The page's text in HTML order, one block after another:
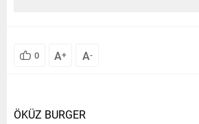
0 A+ A-
ÖKÜZ BURGER